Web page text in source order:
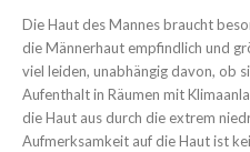
Die Haut des Mannes braucht
die Männerhaut empfindlich und
viel leiden, unabhängig davon, ob
Aufenthalt in Räumen mit
die Haut aus durch die extrem
Aufmerksamkeit auf die Haut ist